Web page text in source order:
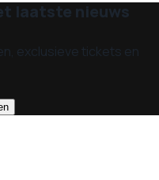
laatste nieuws
exclusieve tickets en